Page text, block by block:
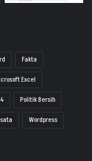
Fakta
Excel
Politik Bersih
Wordpress